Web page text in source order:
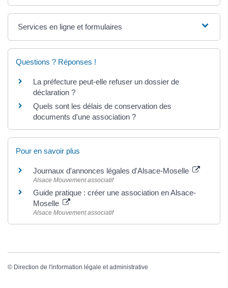
Services en ligne et formulaires
Questions ? Réponses !
La préfecture peut-elle refuser un dossier de
déclaration ?
Quels sont les délais de conservation des
documents d'une association ?
Pour en savoir plus
Journaux d'annonces légales d'Alsace-Moselle
Alsace Mouvement associatif
Guide pratique : créer une association en Alsace-
Moselle
Alsace Mouvement associatif
© Direction de l'information légale et administrative